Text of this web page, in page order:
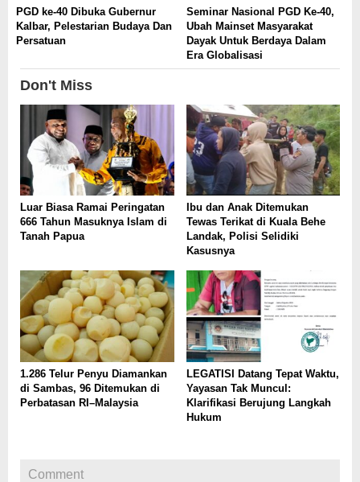
PGD ke-40 Dibuka Gubernur
Kalbar, Pelestarian Budaya Dan
Persatuan
Seminar Nasional PGD Ke-40,
Ubah Mainset Masyarakat
Dayak Untuk Berdaya Dalam
Era Globalisasi
Don't Miss
Luar Biasa Ramai Peringatan
666 Tahun Masuknya Islam di
Tanah Papua
Ibu dan Anak Ditemukan
Tewas Terikat di Kuala Behe
Landak, Polisi Selidiki
Kasusnya
1.286 Telur Penyu Diamankan
di Sambas, 96 Ditemukan di
Perbatasan RI–Malaysia
LEGATISI Datang Tepat Waktu,
Yayasan Tak Muncul:
Klarifikasi Berujung Langkah
Hukum
Comment